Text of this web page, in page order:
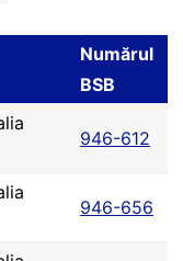
Numărul
BSB
946-612
946-656